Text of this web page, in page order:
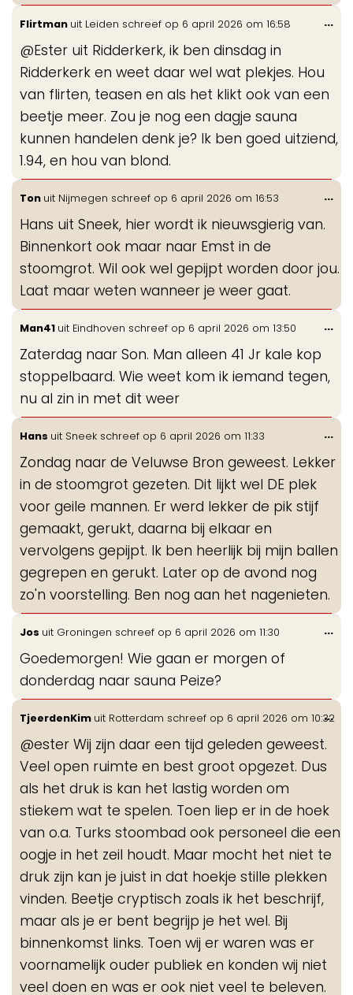
Flirtman uit Leiden schreef op 6 april 2026 om 16:58
@Ester uit Ridderkerk, ik ben dinsdag in
Ridderkerk en weet daar wel wat plekjes. Hou
van flirten, teasen en als het klikt ook van een
beetje meer. Zou je nog een dagje sauna
kunnen handelen denk je? Ik ben goed uitziend,
1.94, en hou van blond.
...
Ton uit Nijmegen schreef op 6 april 2026 om 16:53
Hans uit Sneek, hier wordt ik nieuwsgierig van.
Binnenkort ook maar naar Emst in de
stoomgrot. Wil ook wel gepijpt worden door jou.
Laat maar weten wanneer je weer gaat.
...
Man41 uit Eindhoven schreef op 6 april 2026 om 13:50
Zaterdag naar Son. Man alleen 41 Jr kale kop
stoppelbaard. Wie weet kom ik iemand tegen,
nu al zin in met dit weer
...
Hans uit Sneek schreef op 6 april 2026 om 11:33
Zondag naar de Veluwse Bron geweest. Lekker
in de stoomgrot gezeten. Dit lijkt wel DE plek
voor geile mannen. Er werd lekker de pik stijf
gemaakt, gerukt, daarna bij elkaar en
vervolgens gepijpt. Ik ben heerlijk bij mijn ballen
gegrepen en gerukt. Later op de avond nog
zo'n voorstelling. Ben nog aan het nagenieten.
...
Jos uit Groningen schreef op 6 april 2026 om 11:30
Goedemorgen! Wie gaan er morgen of
donderdag naar sauna Peize?
...
TjeerdenKim uit Rotterdam schreef op 6 april 2026 om 10:32
@ester Wij zijn daar een tijd geleden geweest.
Veel open ruimte en best groot opgezet. Dus
als het druk is kan het lastig worden om
stiekem wat te spelen. Toen liep er in de hoek
van o.a. Turks stoombad ook personeel die een
oogje in het zeil houdt. Maar mocht het niet te
druk zijn kan je juist in dat hoekje stille plekken
vinden. Beetje cryptisch zoals ik het beschrijf,
maar als je er bent begrijp je het wel. Bij
binnenkomst links. Toen wij er waren was er
voornamelijk ouder publiek en konden wij niet
veel doen en was er ook niet veel te beleven.
...